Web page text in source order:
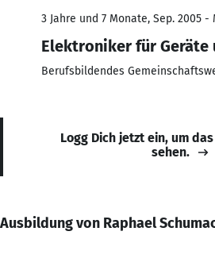
3 Jahre und 7 Monate, Sep. 2005 -
Elektroniker für Geräte
Berufsbildendes
Logg Dich jetzt ein, um
sehen.
Ausbildung von Raphael